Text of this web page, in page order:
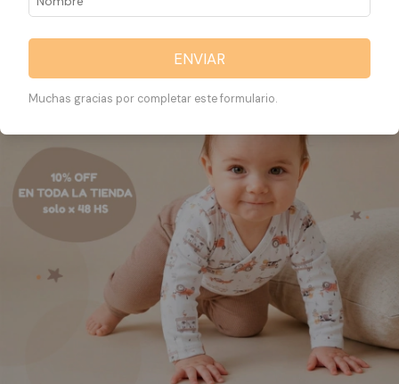
ENVIAR
Muchas gracias por completar este formulario.